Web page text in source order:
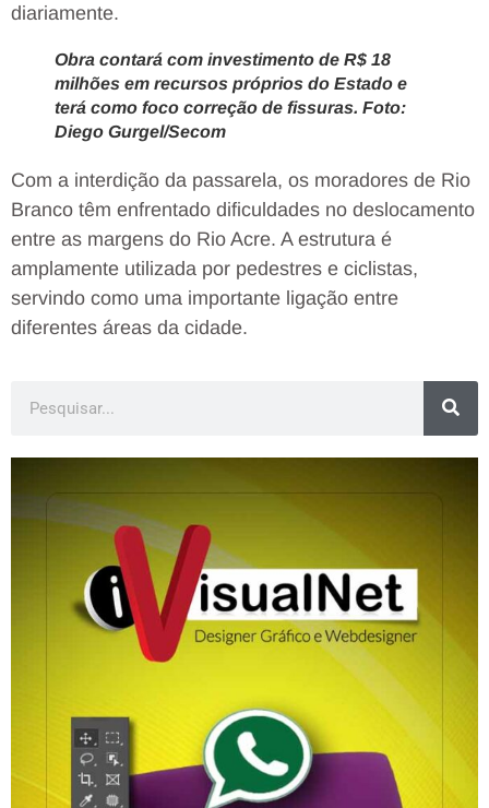
diariamente.
Obra contará com investimento de R$ 18
milhões em recursos próprios do Estado e
terá como foco correção de fissuras. Foto:
Diego Gurgel/Secom
Com a interdição da passarela, os moradores de Rio
Branco têm enfrentado dificuldades no deslocamento
entre as margens do Rio Acre. A estrutura é
amplamente utilizada por pedestres e ciclistas,
servindo como uma importante ligação entre
diferentes áreas da cidade.